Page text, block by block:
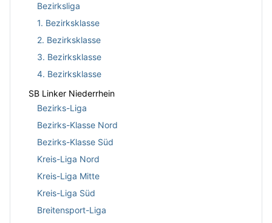
Bezirksliga
1. Bezirksklasse
2. Bezirksklasse
3. Bezirksklasse
4. Bezirksklasse
SB Linker Niederrhein
Bezirks-Liga
Bezirks-Klasse Nord
Bezirks-Klasse Süd
Kreis-Liga Nord
Kreis-Liga Mitte
Kreis-Liga Süd
Breitensport-Liga